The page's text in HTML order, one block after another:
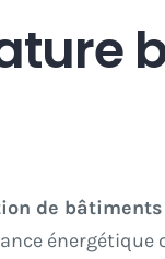
de
énergétique